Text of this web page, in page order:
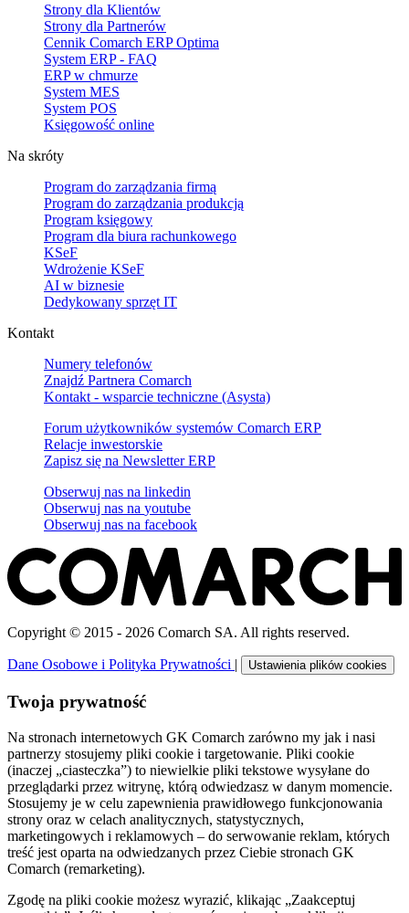
Strony dla Klientów
Strony dla Partnerów
Cennik Comarch ERP Optima
System ERP - FAQ
ERP w chmurze
System MES
System POS
Księgowość online
Na skróty
Program do zarządzania firmą
Program do zarządzania produkcją
Program księgowy
Program dla biura rachunkowego
KSeF
Wdrożenie KSeF
AI w biznesie
Dedykowany sprzęt IT
Kontakt
Numery telefonów
Znajdź Partnera Comarch
Kontakt - wsparcie techniczne (Asysta)
Forum użytkowników systemów Comarch ERP
Relacje inwestorskie
Zapisz się na Newsletter ERP
Obserwuj nas na linkedin
Obserwuj nas na youtube
Obserwuj nas na facebook
Copyright © 2015 - 2026 Comarch SA. All rights reserved.
Dane Osobowe i Polityka Prywatności | Ustawienia plików cookies
Twoja prywatność
Na stronach internetowych GK Comarch zarówno my jak i nasi
partnerzy stosujemy pliki cookie i targetowanie. Pliki cookie
(inaczej „ciasteczka”) to niewielkie pliki tekstowe wysyłane do
przeglądarki przez witrynę, którą odwiedzasz w danym momencie.
Stosujemy je w celu zapewnienia prawidłowego funkcjonowania
strony oraz w celach analitycznych, statystycznych,
marketingowych i reklamowych – do serwowanie reklam, których
treść jest oparta na odwiedzanych przez Ciebie stronach GK
Comarch (remarketing).
Zgodę na pliki cookie możesz wyrazić, klikając „Zaakceptuj